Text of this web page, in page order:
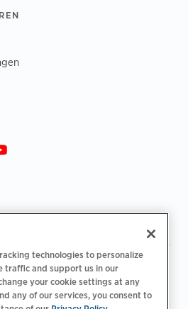
Ihre Datenschutzoptionen
zur Barrierefreiheit |
| EPR-Informationen |
technologies to personalize
traffic and support us in our
your cookie settings at any
any of our services, you consent to